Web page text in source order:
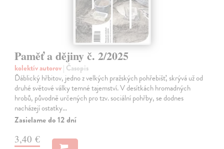
Paměť a dějiny č. 2/2025
kolektív autorov| Časopis
Ďáblický hřbitov, jedno z velkých pražských pohřebišť, skrývá už od
druhé světové války temné tajemství. V desítkách hromadných
hrobů, původně určených pro tzv. sociální pohřby, se dodnes
nacházejí ostatky…
Zasielame do 12 dní
3,40 €